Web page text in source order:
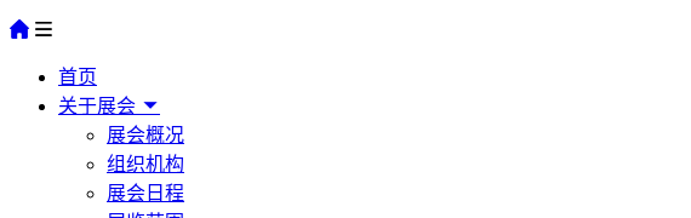
首页
关于展会
展会概况
组织机构
展会日程